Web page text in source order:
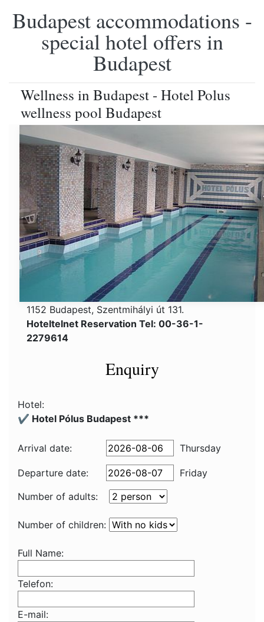
Budapest accommodations -
special hotel offers in
Budapest
Wellness in Budapest - Hotel Polus
wellness pool Budapest
1152 Budapest, Szentmihályi út 131.
Hoteltelnet Reservation Tel: 00-36-1-
2279614
Enquiry
Hotel:
✔️ Hotel Pólus Budapest ***
Arrival date: Thursday
Departure date:
Friday
Number of adults:
Number of children:
Full Name:
Telefon:
E-mail: